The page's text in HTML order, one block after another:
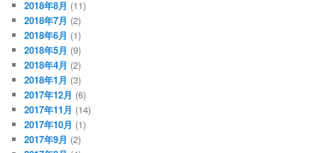
2018年8月 (11)
2018年7月 (2)
2018年6月 (1)
2018年5月 (9)
2018年4月 (2)
2018年1月 (3)
2017年12月 (6)
2017年11月 (14)
2017年10月 (1)
2017年9月 (2)